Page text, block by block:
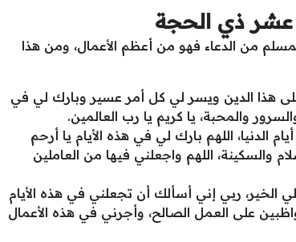
عشر ذي الحجة
من الدعاء فهو من أعظم الأعمال، ومن هذا
هذا الدين ويسر لي كل أمر عسير وبارك لي في
والمحبة، يا كريم يا رب العالمين.
الدنيا، اللهم بارك لي في هذه الأيام يا أرحم
والسكينة، اللهم واجعلني فيها من العاملين
الخير، ربي إني أسألك أن تجعلني في هذه الأيام
على العمل الصالح، وأجرني في هذه الأعمال